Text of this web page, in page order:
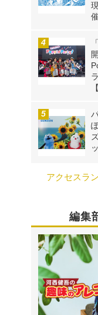
アクセスラ
編集